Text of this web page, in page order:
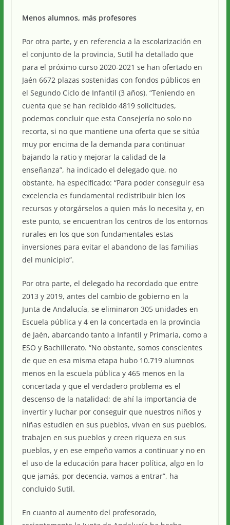
Menos alumnos, más profesores
Por otra parte, y en referencia a la escolarización en
el conjunto de la provincia, Sutil ha detallado que
para el próximo curso 2020-2021 se han ofertado en
Jaén 6672 plazas sostenidas con fondos públicos en
el Segundo Ciclo de Infantil (3 años). “Teniendo en
cuenta que se han recibido 4819 solicitudes,
podemos concluir que esta Consejería no solo no
recorta, si no que mantiene una oferta que se sitúa
muy por encima de la demanda para continuar
bajando la ratio y mejorar la calidad de la
enseñanza”, ha indicado el delegado que, no
obstante, ha especificado: “Para poder conseguir esa
excelencia es fundamental redistribuir bien los
recursos y otorgárselos a quien más lo necesita y, en
este punto, se encuentran los centros de los entornos
rurales en los que son fundamentales estas
inversiones para evitar el abandono de las familias
del municipio”.
Por otra parte, el delegado ha recordado que entre
2013 y 2019, antes del cambio de gobierno en la
Junta de Andalucía, se eliminaron 305 unidades en
Escuela pública y 4 en la concertada en la provincia
de Jaén, abarcando tanto a Infantil y Primaria, como a
ESO y Bachillerato. “No obstante, somos conscientes
de que en esa misma etapa hubo 10.719 alumnos
menos en la escuela pública y 465 menos en la
concertada y que el verdadero problema es el
descenso de la natalidad; de ahí la importancia de
invertir y luchar por conseguir que nuestros niños y
niñas estudien en sus pueblos, vivan en sus pueblos,
trabajen en sus pueblos y creen riqueza en sus
pueblos, y en ese empeño vamos a continuar y no en
el uso de la educación para hacer política, algo en lo
que jamás, por decencia, vamos a entrar”, ha
concluido Sutil.
En cuanto al aumento del profesorado,